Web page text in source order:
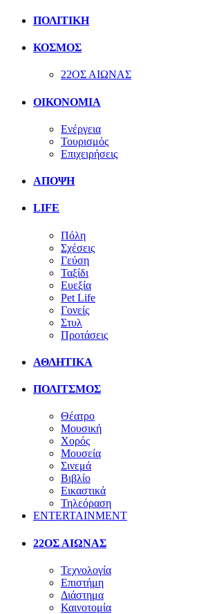
ΠΟΛΙΤΙΚΗ
ΚΟΣΜΟΣ
22ΟΣ ΑΙΩΝΑΣ
ΟΙΚΟΝΟΜΙΑ
Ενέργεια
Τουρισμός
Επιχειρήσεις
ΑΠΟΨΗ
LIFE
Πόλη
Σχέσεις
Γεύση
Ταξίδι
Ευεξία
Pet Life
Γονείς
Στυλ
Προτάσεις
ΑΘΛΗΤΙΚΑ
ΠΟΛΙΤΣΜΟΣ
Θέατρο
Μουσική
Χορός
Μουσεία
Σινεμά
Βιβλίο
Εικαστικά
Τηλεόραση
ENTERTAINMENT
22ΟΣ ΑΙΩΝΑΣ
Τεχνολογία
Επιστήμη
Διάστημα
Καινοτομία